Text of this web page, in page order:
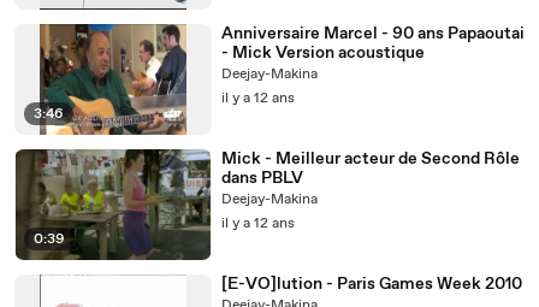
3:46
Anniversaire Marcel - 90 ans Papaoutai
- Mick Version acoustique
Deejay-Makina
il y a 12 ans
0:39
Mick - Meilleur acteur de Second Rôle
dans PBLV
Deejay-Makina
il y a 12 ans
[E-VO]lution - Paris Games Week 2010